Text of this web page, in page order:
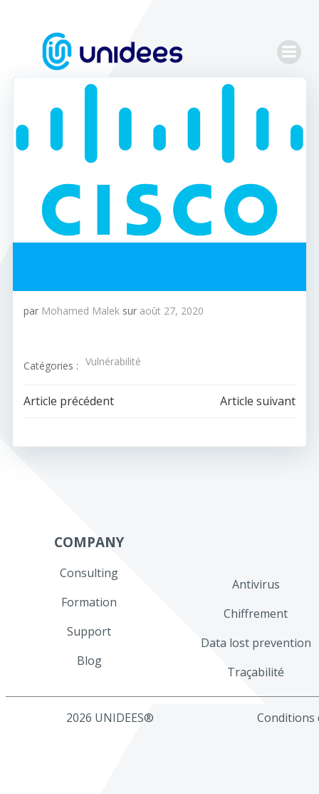
contenu
par Mohamed Malek sur août 27, 2020
Catégories : Vulnérabilité
Navigation
de
Article précédent
Navigation
de
Article suivant
COMPANY
Consulting
Formation
Support
Blog
Antivirus
Chiffrement
Data lost prevention
Traçabilité
2026 UNIDEES® Conditions